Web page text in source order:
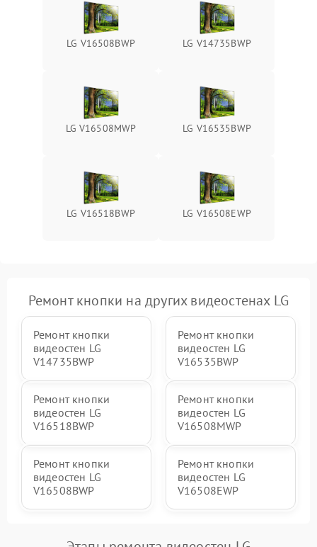
LG V16508BWP LG V14735BWP
LG V16508MWP LG V16535BWP
LG V16518BWP LG V16508EWP
Ремонт кнопки на других видеостенах LG
Ремонт кнопки
видеостен LG
V14735BWP
Ремонт кнопки
видеостен LG
V16535BWP
Ремонт кнопки
видеостен LG
V16518BWP
Ремонт кнопки
видеостен LG
V16508MWP
Ремонт кнопки
видеостен LG
V16508BWP
Ремонт кнопки
видеостен LG
V16508EWP